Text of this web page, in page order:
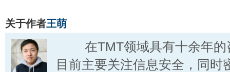
关于作者王萌
在TMT领域具有十余年的
目前主要关注信息安全，同时